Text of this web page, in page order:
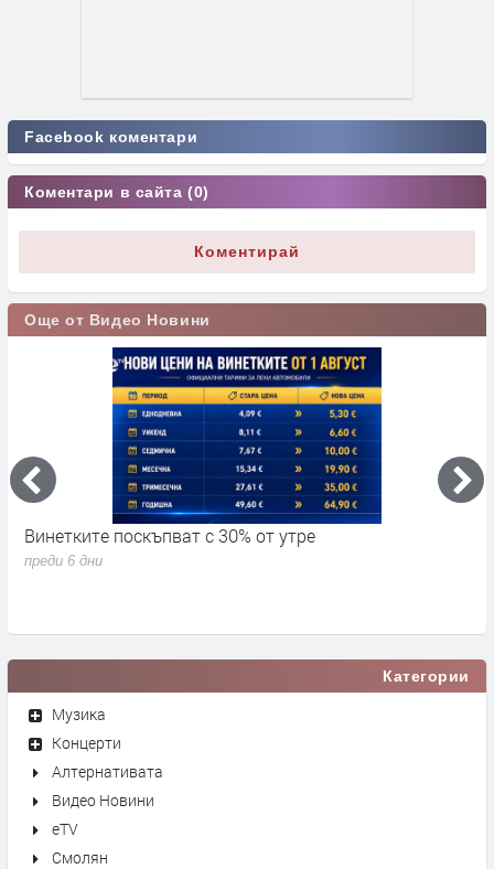
Facebook коментари
Коментари в сайта (0)
Коментирай
Още от Видео Новини
Винетките поскъпват с 30% от утре
преди 6 дни
Категории
Музика
Концерти
Алтернативата
Видео Новини
eTV
Смолян